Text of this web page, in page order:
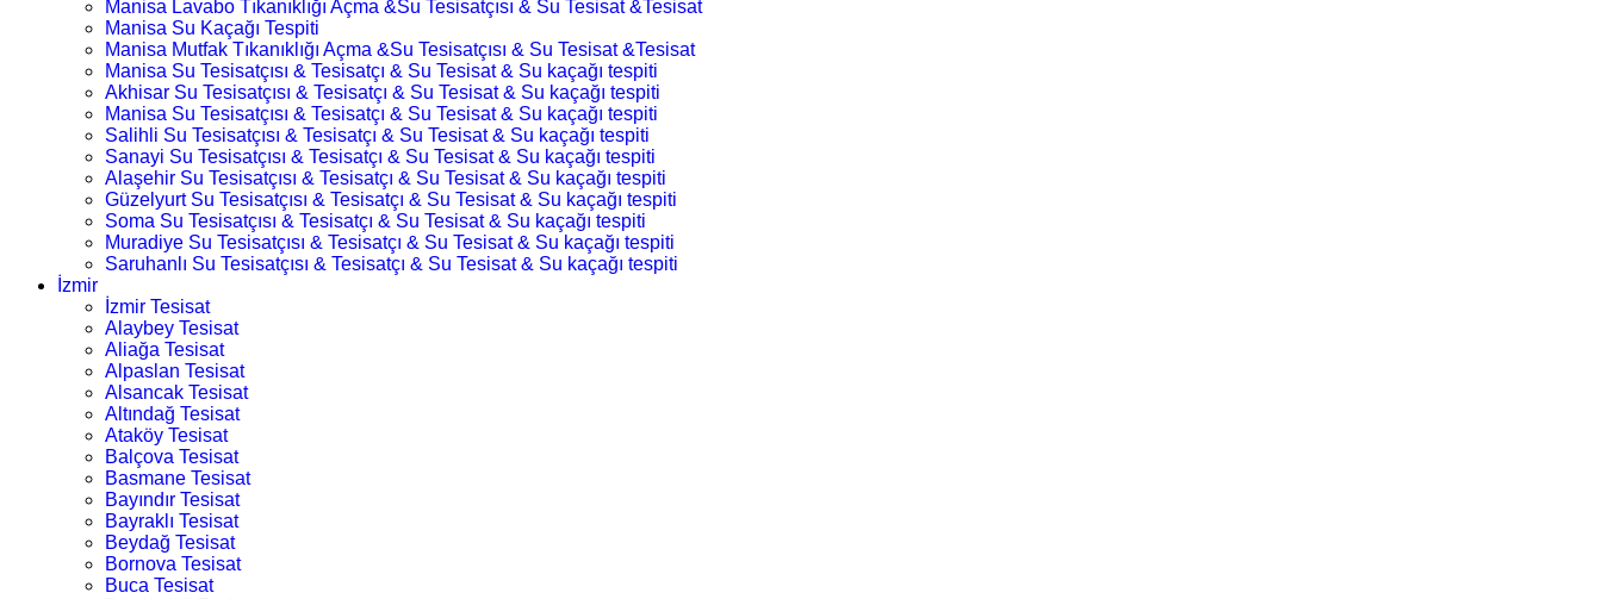
Manisa Lavabo Tıkanıklığı Açma &Su Tesisatçısı & Su Tesisat &Tesisat
Manisa Su Kaçağı Tespiti
Manisa Mutfak Tıkanıklığı Açma &Su Tesisatçısı & Su Tesisat &Tesisat
Manisa Su Tesisatçısı & Tesisatçı & Su Tesisat & Su kaçağı tespiti
Akhisar Su Tesisatçısı & Tesisatçı & Su Tesisat & Su kaçağı tespiti
Manisa Su Tesisatçısı & Tesisatçı & Su Tesisat & Su kaçağı tespiti
Salihli Su Tesisatçısı & Tesisatçı & Su Tesisat & Su kaçağı tespiti
Sanayi Su Tesisatçısı & Tesisatçı & Su Tesisat & Su kaçağı tespiti
Alaşehir Su Tesisatçısı & Tesisatçı & Su Tesisat & Su kaçağı tespiti
Güzelyurt Su Tesisatçısı & Tesisatçı & Su Tesisat & Su kaçağı tespiti
Soma Su Tesisatçısı & Tesisatçı & Su Tesisat & Su kaçağı tespiti
Muradiye Su Tesisatçısı & Tesisatçı & Su Tesisat & Su kaçağı tespiti
Saruhanlı Su Tesisatçısı & Tesisatçı & Su Tesisat & Su kaçağı tespiti
İzmir
İzmir Tesisat
Alaybey Tesisat
Aliağa Tesisat
Alpaslan Tesisat
Alsancak Tesisat
Altındağ Tesisat
Ataköy Tesisat
Balçova Tesisat
Basmane Tesisat
Bayındır Tesisat
Bayraklı Tesisat
Beydağ Tesisat
Bornova Tesisat
Buca Tesisat